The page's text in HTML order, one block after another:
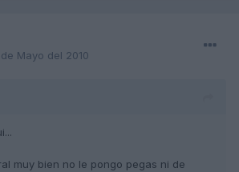
de Mayo del 2010
muy bien no le pongo pegas ni de